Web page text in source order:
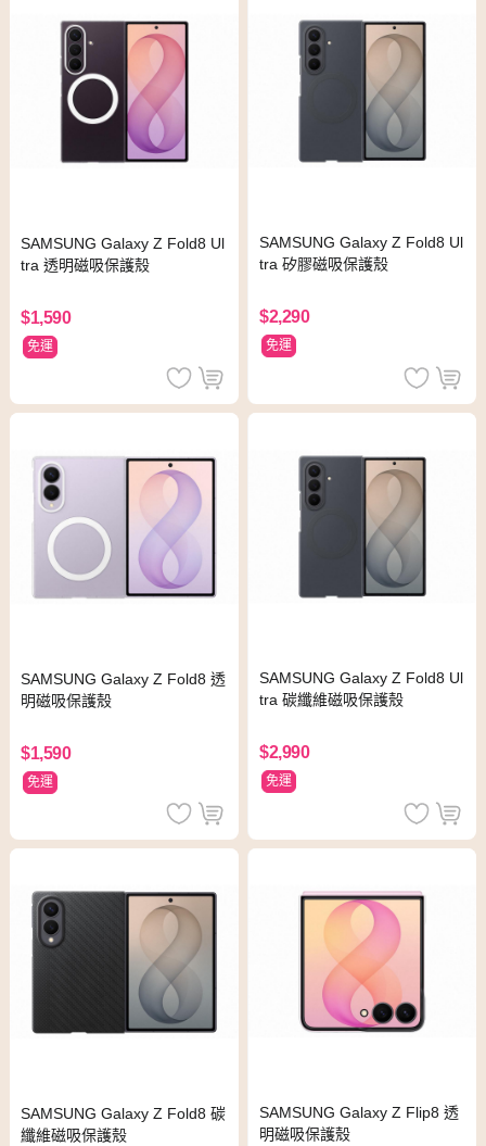
SAMSUNG Galaxy Z Fold8 Ul
tra 透明磁吸保護殼
$1,590
免運
SAMSUNG Galaxy Z Fold8 Ul
tra 矽膠磁吸保護殼
$2,290
免運
SAMSUNG Galaxy Z Fold8 透
明磁吸保護殼
$1,590
免運
SAMSUNG Galaxy Z Fold8 Ul
tra 碳纖維磁吸保護殼
$2,990
免運
SAMSUNG Galaxy Z Fold8 碳
纖維磁吸保護殼
SAMSUNG Galaxy Z Flip8 透
明磁吸保護殼